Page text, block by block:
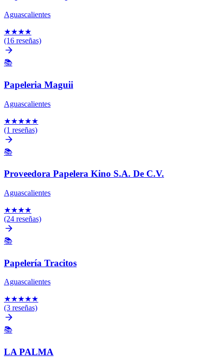
Aguascalientes
★★★★
(16 reseñas)
📚
Papeleria Maguii
Aguascalientes
★★★★★
(1 reseñas)
📚
Proveedora Papelera Kino S.A. De C.V.
Aguascalientes
★★★★
(24 reseñas)
📚
Papelería Tracitos
Aguascalientes
★★★★★
(3 reseñas)
📚
LA PALMA